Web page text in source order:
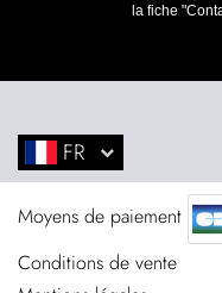
la fiche
FR
EN
NL
Moyens de paiement
Conditions de vente